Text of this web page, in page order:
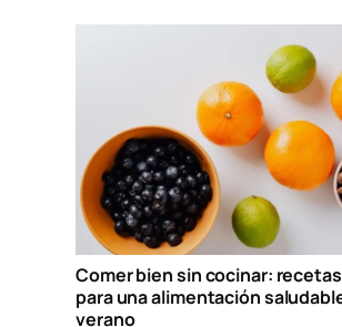
Comer bien sin cocinar:
para una alimentación
verano